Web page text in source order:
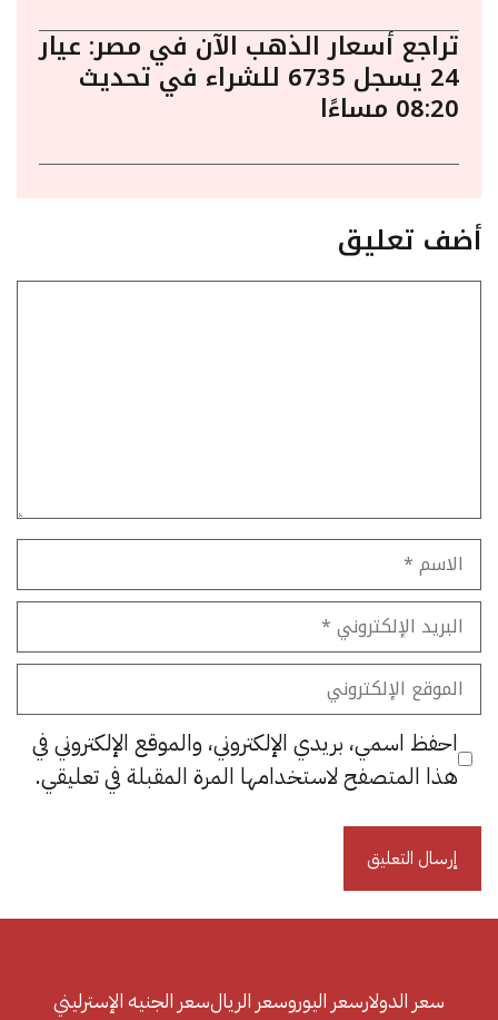
تراجع أسعار الذهب الآن في مصر: عيار
24 يسجل 6735 للشراء في تحديث
08:20 مساءًا
أضف تعليق
الاسم
البريد
الإلكتروني
الموقع
الإلكتروني
احفظ اسمي، بريدي الإلكتروني، والموقع الإلكتروني في
هذا المتصفح لاستخدامها المرة المقبلة في تعليقي.
سعر الدولارسعر اليوروسعر الريالسعر الجنيه الإسترليني